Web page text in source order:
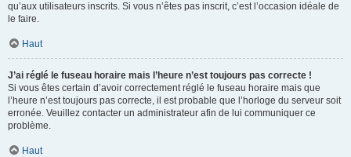
qu’aux utilisateurs inscrits. Si vous n’êtes pas inscrit, c’est l’occasion idéale de
le faire.
Haut
J’ai réglé le fuseau horaire mais l’heure n’est toujours pas correcte !
Si vous êtes certain d’avoir correctement réglé le fuseau horaire mais que
l’heure n’est toujours pas correcte, il est probable que l’horloge du serveur soit
erronée. Veuillez contacter un administrateur afin de lui communiquer ce
problème.
Haut